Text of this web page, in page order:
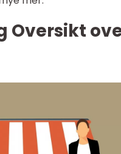
Oversikt